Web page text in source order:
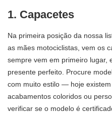
1. Capacetes
Na primeira posição da nossa
as mães motociclistas, vem os
sempre vem em primeiro lugar,
presente perfeito. Procure
com muito estilo — hoje
acabamentos coloridos ou
verificar se o modelo é